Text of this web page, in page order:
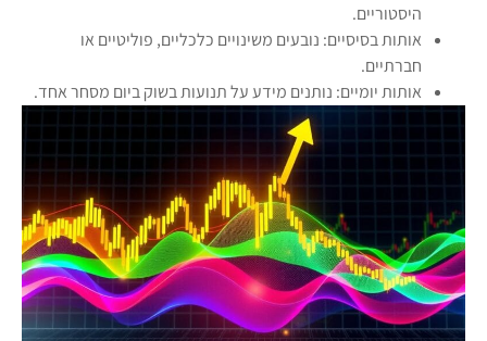
היסטוריים.
אותות בסיסיים: נובעים משינויים כלכליים, פוליטיים או
חברתיים.
אותות יומיים: נותנים מידע על תנועות בשוק ביום מסחר אחד.